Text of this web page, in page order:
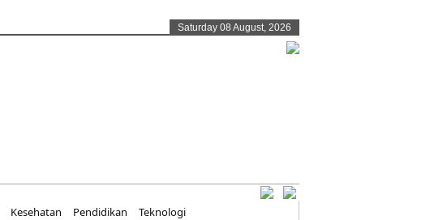
Saturday 08 August, 2026
Kesehatan Pendidikan Teknologi